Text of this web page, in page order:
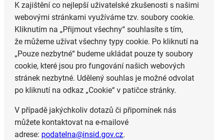
K zajištění co nejlepší uživatelské zkušenosti s našimi
webovými stránkami využíváme tzv. soubory cookie.
Kliknutím na „Přijmout všechny“ souhlasíte s tím,
že můžeme užívat všechny typy cookie. Po kliknutí na
„Pouze nezbytné“ budeme ukládat pouze ty soubory
cookie, které jsou pro fungování našich webových
stránek nezbytné. Udělený souhlas je možné odvolat
po kliknutí na odkaz „Cookie“ v patičce stránky.
V případě jakýchkoliv dotazů či připomínek nás
můžete kontaktovat na e-mailové
adrese: podatelna@insid.gov.cz.